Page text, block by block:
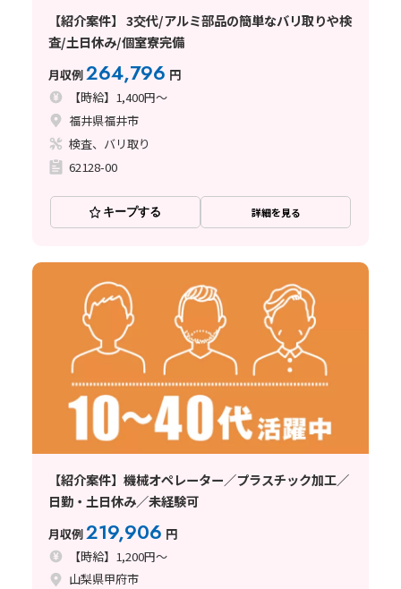
【紹介案件】 3交代/アルミ部品の簡単なバリ取りや検
査/土日休み/個室寮完備
月収例264,796 円
【時給】1,400円～
福井県福井市
検査、バリ取り
62128-00
キープする 詳細を見る
【紹介案件】機械オペレーター／プラスチック加工／
日勤・土日休み／未経験可
月収例219,906 円
【時給】1,200円～
山梨県甲府市